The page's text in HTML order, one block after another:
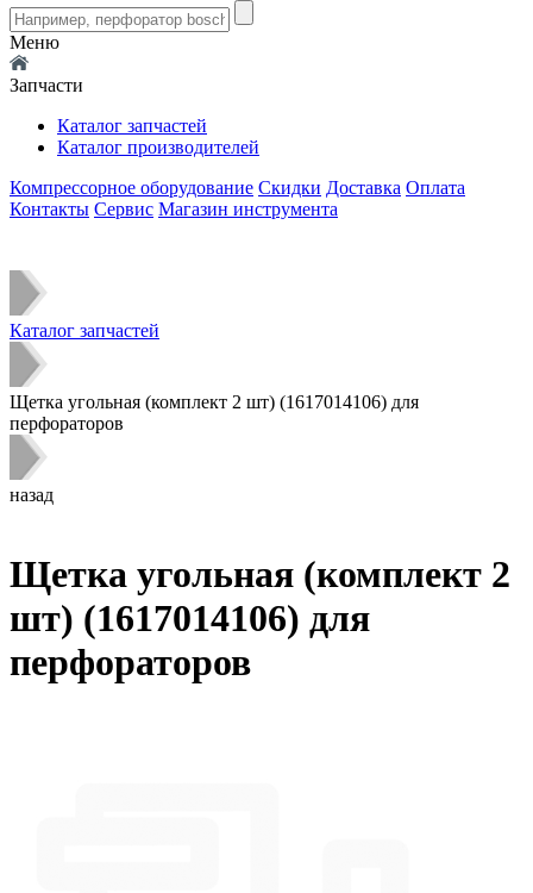
Меню
Запчасти
Каталог запчастей
Каталог производителей
Компрессорное оборудование Скидки Доставка Оплата
Контакты Сервис Магазин инструмента
Каталог запчастей
Щетка угольная (комплект 2 шт) (1617014106) для
перфораторов
назад
Щетка угольная (комплект 2
шт) (1617014106) для
перфораторов